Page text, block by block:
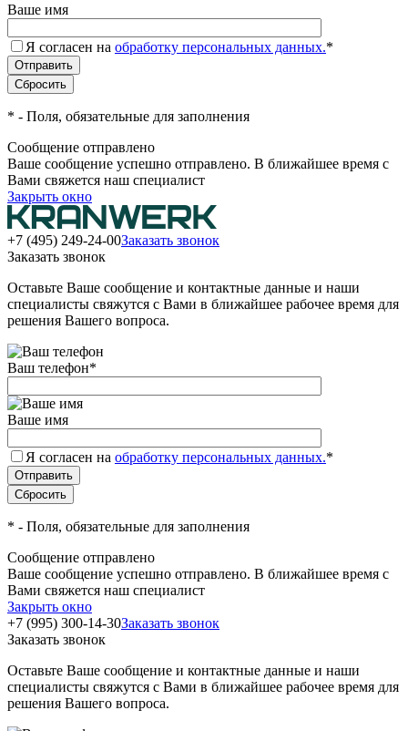
Ваше имя
Я согласен на обработку персональных данных.*
* - Поля, обязательные для заполнения
Сообщение отправлено
Ваше сообщение успешно отправлено. В ближайшее время с
Вами свяжется наш специалист
Закрыть окно
+7 (495) 249-24-00Заказать звонок
Заказать звонок
Оставьте Ваше сообщение и контактные данные и наши
специалисты свяжутся с Вами в ближайшее рабочее время для
решения Вашего вопроса.
Ваш телефон*
Ваше имя
Я согласен на обработку персональных данных.*
* - Поля, обязательные для заполнения
Сообщение отправлено
Ваше сообщение успешно отправлено. В ближайшее время с
Вами свяжется наш специалист
Закрыть окно
+7 (995) 300-14-30Заказать звонок
Заказать звонок
Оставьте Ваше сообщение и контактные данные и наши
специалисты свяжутся с Вами в ближайшее рабочее время для
решения Вашего вопроса.